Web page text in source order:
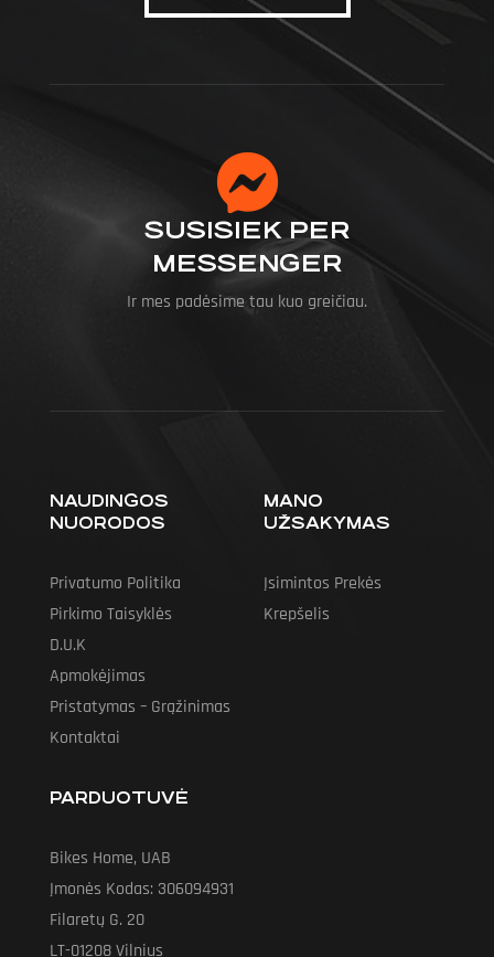
SUSISIEK PER
MESSENGER
Ir mes padėsime tau kuo greičiau.
NAUDINGOS
NUORODOS
Privatumo Politika
Pirkimo Taisyklės
D.U.K
Apmokėjimas
Pristatymas – Grąžinimas
Kontaktai
MANO
UŽSAKYMAS
Įsimintos Prekės
Krepšelis
PARDUOTUVĖ
Bikes Home, UAB
Įmonės Kodas: 306094931
Filaretų G. 20
LT-01208 Vilnius